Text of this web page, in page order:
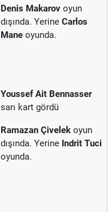
Denis Makarov oyun
dışında. Yerine Carlos
Mane oyunda.
Youssef Ait Bennasser
sarı kart gördü
Ramazan Çivelek oyun
dışında. Yerine Indrit Tuci
oyunda.